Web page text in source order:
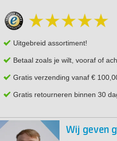
Uitgebreid assortiment!
Betaal zoals je wilt, vooraf of
Gratis verzending vanaf €
Gratis retourneren binnen 30
Wij geven